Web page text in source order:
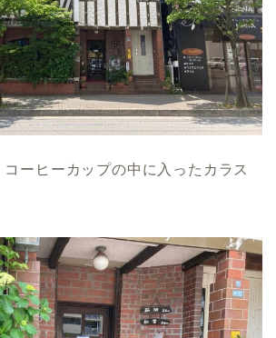
ーヒーカップの中に入ったカラス